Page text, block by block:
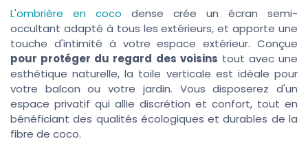
L'ombrière en coco dense crée un écran semi-
occultant adapté à tous les extérieurs, et apporte une
touche d'intimité à votre espace extérieur. Conçue
pour protéger du regard des voisins tout avec une
esthétique naturelle, la toile verticale est idéale pour
votre balcon ou votre jardin. Vous disposerez d'un
espace privatif qui allie discrétion et confort, tout en
bénéficiant des qualités écologiques et durables de la
fibre de coco.